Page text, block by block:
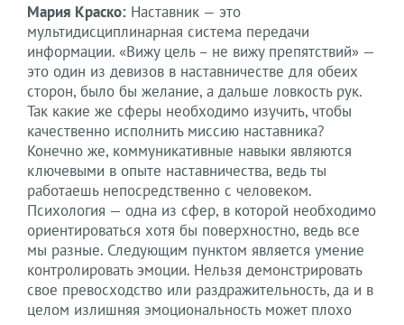
Мария Краско: Наставник — это
мультидисциплинарная система передачи
информации. «Вижу цель – не вижу препятствий» —
это один из девизов в наставничестве для обеих
сторон, было бы желание, а дальше ловкость рук.
Так какие же сферы необходимо изучить, чтобы
качественно исполнить миссию наставника?
Конечно же, коммуникативные навыки являются
ключевыми в опыте наставничества, ведь ты
работаешь непосредственно с человеком.
Психология — одна из сфер, в которой необходимо
ориентироваться хотя бы поверхностно, ведь все
мы разные. Следующим пунктом является умение
контролировать эмоции. Нельзя демонстрировать
свое превосходство или раздражительность, да и в
целом излишняя эмоциональность может плохо